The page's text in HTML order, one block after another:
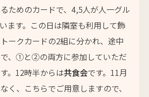
ためのカードで、4,5人が人一グル
ます。この日は隣室も利用して飾
ークカードの2組に分かれ、途中
、①と②の両方に参加していただ
。12時半からは共食会です。11月
く、こちらでご用意しますので、